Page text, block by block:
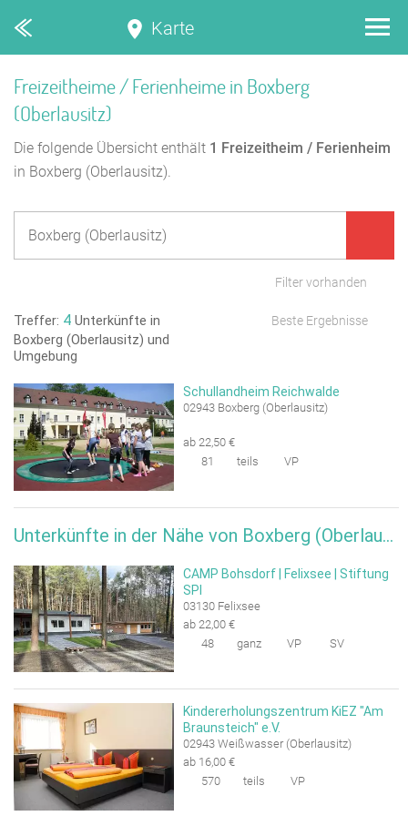
Karte
Freizeitheime / Ferienheime in Boxberg
(Oberlausitz)
Die folgende Übersicht enthält 1 Freizeitheim / Ferienheim
in Boxberg (Oberlausitz).
Filter vorhanden
Treffer: 4 Unterkünfte in
Boxberg (Oberlausitz) und
Umgebung
Beste Ergebnisse
Schullandheim Reichwalde
02943 Boxberg (Oberlausitz)
ab 22,50 €
81
teils VP
Unterkünfte in der Nähe von Boxberg (Oberlausitz)
CAMP Bohsdorf | Felixsee | Stiftung
SPI
03130 Felixsee
ab 22,00 €
48
ganz VP SV
Kindererholungszentrum KiEZ "Am
Braunsteich" e.V.
02943 Weißwasser (Oberlausitz)
ab 16,00 €
570
teils VP